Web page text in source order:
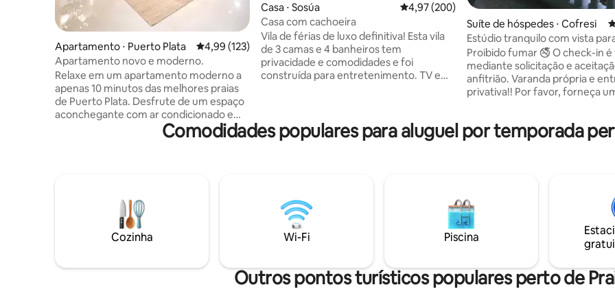
Apartamento ⋅ Puerto Plata 4,99 de uma avaliação média de 5, 123 avaliações
4,99 (123)
Apartamento novo e moderno.
Relaxe em um apartamento moderno a
apenas 10 minutos das melhores praias
de Puerto Plata. Desfrute de um espaço
aconchegante com ar condicionado em
todas as áreas, ideal para famílias, casais
ou viajantes que buscam conforto e
completos. • Cozinha totalmente
equipada para preparar suas refeições
favoritas. • Espaços modernos, limpos
e elegantemente decorados. Conheça
Casa ⋅ Sosúa 4,97 de uma avaliação média de 5, 200
4,97 (200)
Casa com cachoeira
Vila de férias de luxo definitiva! Esta vila
de 3 camas e 4 banheiros tem
privacidade e comodidades e foi
construída para entretenimento. TV em
jacuzzi. Para uma experiência incrível,
esta vila é isso! SEM taxa de limpeza,
- Perto de tudo!! A 5 minutos do
aeroporto POP e a 15 minutos do campo
de golfe Playa Dorado.
Suíte de hóspedes ⋅ Cofresi
Estúdio tranquilo com vista
Proibido fumar 🚭 O check-in é flexível
mediante solicitação e
anfitrião. Varanda própria e
privativa!! Por favor, forneça
para o mar tem os critérios
para ótimas férias relaxantes.
micro-ondas, cozinha pequena,
em um complexo de colinas,
possível caminhar até a cidade e
minutos até a praia. E escadas.
Comodidades populares para aluguel por temporada
Cozinha Wi-Fi Piscina
Outros pontos turísticos populares perto de